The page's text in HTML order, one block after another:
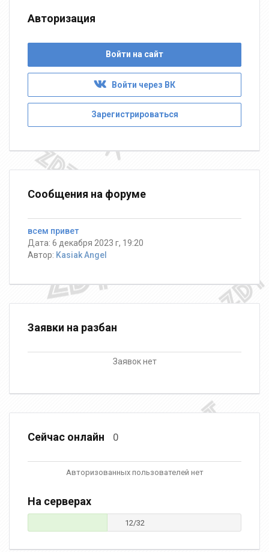
Авторизация
Войти на сайт
Войти через ВК
Зарегистрироваться
Сообщения на форуме
всем привет
Дата: 6 декабря 2023 г, 19:20
Автор: Kasiak Angel
Заявки на разбан
Заявок нет
Сейчас онлайн 0
Авторизованных пользователей нет
На серверах
12/32